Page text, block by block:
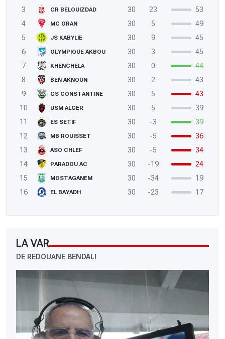
3
CR BELOUIZDAD 30 23
53
4
MC ORAN 30 5
49
5
JS KABYLIE 30 9
45
6
OLYMPIQUE AKBOU 30 3
45
7
KHENCHELA 30 0
44
8
BEN AKNOUN 30 2
43
9
CS CONSTANTINE 30 5
43
10
USM ALGER 30 5
39
11
ES SETIF 30 -3
39
12
MB ROUISSET 30 -5
36
13
ASO CHLEF 30 -5
34
14
PARADOU AC 30 -19
24
15
MOSTAGANEM 30 -34
19
16
EL BAYADH 30 -23 17
LA VAR
DE REDOUANE BENDALI